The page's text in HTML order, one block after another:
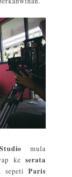
mula
keserata
sepetiParis